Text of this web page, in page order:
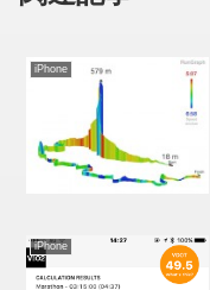
iPhone
iPhone